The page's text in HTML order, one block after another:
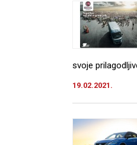
svoje
19.02.2021.